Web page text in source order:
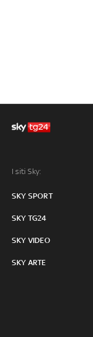
I siti Sky:
SKY SPORT
SKY TG24
SKY VIDEO
SKY ARTE